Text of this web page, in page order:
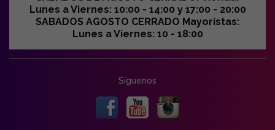
Lunes a Viernes: 10:00 - 14:00 y 17:00 - 20:00
SABADOS AGOSTO CERRADO Mayoristas:
Lunes a Viernes: 10 - 18:00
Síguenos